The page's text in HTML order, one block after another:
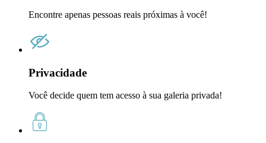
Encontre apenas pessoas reais próximas à você!
Privacidade
Você decide quem tem acesso à sua galeria privada!